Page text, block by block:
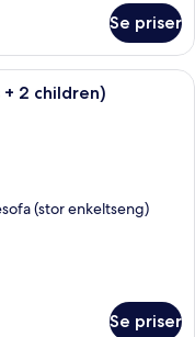
Se priser
pengeskab på
2 children)
(stor enkeltseng)
Se priser